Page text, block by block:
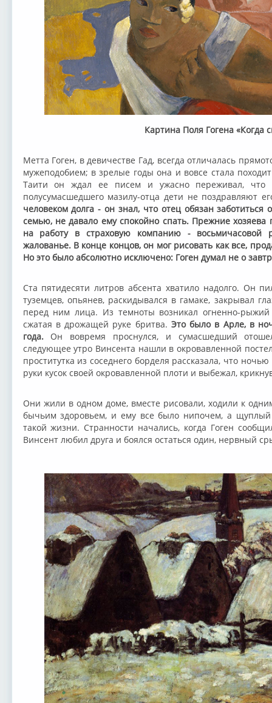
Картина Поля Гогена «Когда
Метта Гоген, в девичестве Гад, всегда отличалась
мужеподобием; в зрелые годы она и вовсе стала
Таити он ждал ее писем и ужасно переживал, что
полусумасшедшего мазилу-отца дети не поздравляют
человеком долга - он знал, что отец обязан заботиться
семью, не давало ему спокойно спать. Прежние хозяева
на работу в страховую компанию -
жалованье. В конце концов, он мог рисовать как все,
Но это было абсолютно исключено: Гоген думал не о
Ста пятидесяти литров абсента хватило надолго. Он
туземцев, опьянев, раскидывался в гамаке, закрывал
перед ним лица. Из темноты возникал огненно-
сжатая в дрожащей руке бритва. Это было в Арле, в
года.Он вовремя проснулся, и сумасшедший
следующее утро Винсента нашли в окровавленной
проститутка из соседнего борделя рассказала, что
руки кусок своей окровавленной плоти и выбежал,
Они жили в одном доме, вместе рисовали, ходили к
бычьим здоровьем, и ему все было нипочем, а
такой жизни. Странности начались, когда Гоген
Винсент любил друга и боялся остаться один, нервный